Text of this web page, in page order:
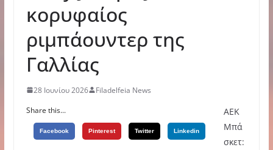
κορυφαίος
ριμπάουντερ της
Γαλλίας
28 Ιουνίου 2026
Filadelfeia News
Share this...
Facebook Pinterest Twitter Linkedin
ΑΕΚ
Μπά
σκετ: